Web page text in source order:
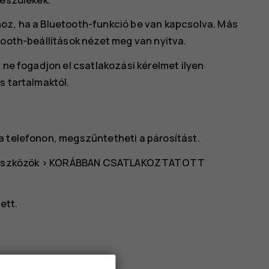
ha a Bluetooth-funkció be van kapcsolva. Más
beállítások nézet meg van nyitva.
fogadjon el csatlakozási kérelmet ilyen
tartalmaktól.
telefonon, megszűntetheti a párosítást.
> KORÁBBAN CSATLAKOZTATOTT
kapcsolattal